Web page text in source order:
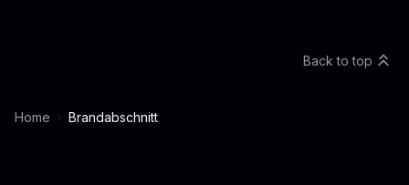
Home Brandabschnitt
Back to top